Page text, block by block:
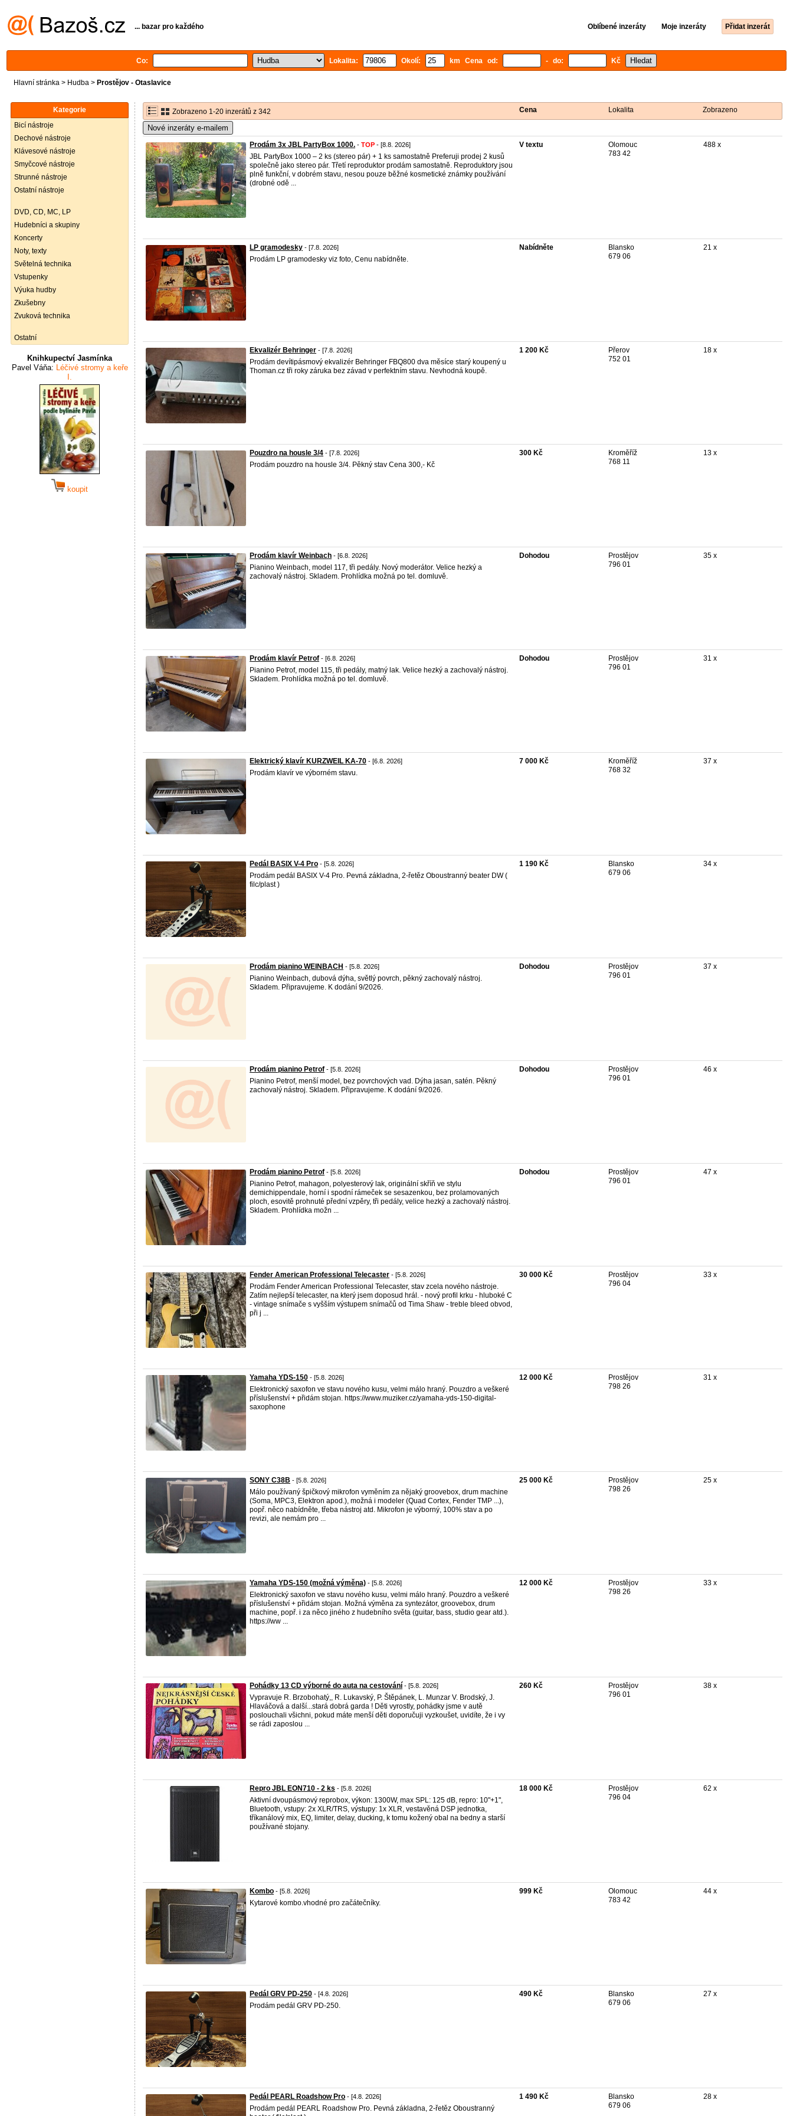
... bazar pro každého Oblíbené inzeráty Moje inzeráty Přidat inzerát
Co: Lokalita: Okolí: km Cena od: - do: Kč
Hlavní stránka > Hudba > Prostějov - Otaslavice
Kategorie
Bicí nástroje
Dechové nástroje
Klávesové nástroje
Smyčcové nástroje
Strunné nástroje
Ostatní nástroje
DVD, CD, MC, LP
Hudebníci a skupiny
Koncerty
Noty, texty
Světelná technika
Vstupenky
Výuka hudby
Zkušebny
Zvuková technika
Ostatní
Knihkupectví Jasmínka
Pavel Váňa: Léčivé stromy a keře
I.
koupit
Zobrazeno 1-20 inzerátů z 342 Cena Lokalita Zobrazeno
Nové inzeráty e-mailem
Prodám 3x JBL PartyBox 1000. - TOP - [8.8. 2026]
JBL PartyBox 1000 – 2 ks (stereo pár) + 1 ks samostatně Preferuji prodej 2 kusů
společně jako stereo pár. Třetí reproduktor prodám samostatně. Reproduktory jsou
plně funkční, v dobrém stavu, nesou pouze běžné kosmetické známky používání
(drobné odě ...
V textu
Olomouc
783 42
488 x
LP gramodesky - [7.8. 2026]
Prodám LP gramodesky viz foto, Cenu nabídněte.
Nabídněte
Blansko
679 06
21 x
Ekvalizér Behringer - [7.8. 2026]
Prodám devítipásmový ekvalizér Behringer FBQ800 dva měsíce starý koupený u
Thoman.cz tři roky záruka bez závad v perfektním stavu. Nevhodná koupě.
1 200 Kč
Přerov
752 01
18 x
Pouzdro na housle 3/4 - [7.8. 2026]
Prodám pouzdro na housle 3/4. Pěkný stav Cena 300,- Kč
300 Kč
Kroměříž
768 11
13 x
Prodám klavír Weinbach - [6.8. 2026]
Pianino Weinbach, model 117, tři pedály. Nový moderátor. Velice hezký a
zachovalý nástroj. Skladem. Prohlídka možná po tel. domluvě.
Dohodou
Prostějov
796 01
35 x
Prodám klavír Petrof - [6.8. 2026]
Pianino Petrof, model 115, tři pedály, matný lak. Velice hezký a zachovalý nástroj.
Skladem. Prohlídka možná po tel. domluvě.
Dohodou
Prostějov
796 01
31 x
Elektrický klavír KURZWEIL KA-70 - [6.8. 2026]
Prodám klavír ve výborném stavu.
7 000 Kč
Kroměříž
768 32
37 x
Pedál BASIX V-4 Pro - [5.8. 2026]
Prodám pedál BASIX V-4 Pro. Pevná základna, 2-řetěz Oboustranný beater DW (
filc/plast )
1 190 Kč
Blansko
679 06
34 x
Prodám pianino WEINBACH - [5.8. 2026]
Pianino Weinbach, dubová dýha, světlý povrch, pěkný zachovalý nástroj.
Skladem. Připravujeme. K dodání 9/2026.
Dohodou
Prostějov
796 01
37 x
Prodám pianino Petrof - [5.8. 2026]
Pianino Petrof, menší model, bez povrchových vad. Dýha jasan, satén. Pěkný
zachovalý nástroj. Skladem. Připravujeme. K dodání 9/2026.
Dohodou
Prostějov
796 01
46 x
Prodám pianino Petrof - [5.8. 2026]
Pianino Petrof, mahagon, polyesterový lak, originální skříň ve stylu
demichippendale, horní i spodní rámeček se sesazenkou, bez prolamovaných
ploch, esovitě prohnuté přední vzpěry, tři pedály, velice hezký a zachovalý nástroj.
Skladem. Prohlídka možn ...
Dohodou
Prostějov
796 01
47 x
Fender American Professional Telecaster - [5.8. 2026]
Prodám Fender American Professional Telecaster, stav zcela nového nástroje.
Zatím nejlepší telecaster, na který jsem doposud hrál. - nový profil krku - hluboké C
- vintage snímače s vyšším výstupem snímačů od Tima Shaw - treble bleed obvod,
při j ...
30 000 Kč
Prostějov
796 04
33 x
Yamaha YDS-150 - [5.8. 2026]
Elektronický saxofon ve stavu nového kusu, velmi málo hraný. Pouzdro a veškeré
příslušenství + přidám stojan. https://www.muziker.cz/yamaha-yds-150-digital-
saxophone
12 000 Kč
Prostějov
798 26
31 x
SONY C38B - [5.8. 2026]
Málo používaný špičkový mikrofon vyměním za nějaký groovebox, drum machine
(Soma, MPC3, Elektron apod.), možná i modeler (Quad Cortex, Fender TMP ...),
popř. něco nabídněte, třeba nástroj atd. Mikrofon je výborný, 100% stav a po
revizi, ale nemám pro ...
25 000 Kč
Prostějov
798 26
25 x
Yamaha YDS-150 (možná výměna) - [5.8. 2026]
Elektronický saxofon ve stavu nového kusu, velmi málo hraný. Pouzdro a veškeré
příslušenství + přidám stojan. Možná výměna za syntezátor, groovebox, drum
machine, popř. i za něco jiného z hudebního světa (guitar, bass, studio gear atd.).
https://ww ...
12 000 Kč
Prostějov
798 26
33 x
Pohádky 13 CD výborné do auta na cestování - [5.8. 2026]
Vypravuje R. Brzobohatý,, R. Lukavský, P. Štěpánek, L. Munzar V. Brodský, J.
Hlaváčová a další...stará dobrá garda ! Děti vyrostly, pohádky jsme v autě
poslouchali všichni, pokud máte menší děti doporučuji vyzkoušet, uvidíte, že i vy
se rádi zaposlou ...
260 Kč
Prostějov
796 01
38 x
Repro JBL EON710 - 2 ks - [5.8. 2026]
Aktivní dvoupásmový reprobox, výkon: 1300W, max SPL: 125 dB, repro: 10"+1",
Bluetooth, vstupy: 2x XLR/TRS, výstupy: 1x XLR, vestavěná DSP jednotka,
tříkanálový mix, EQ, limiter, delay, ducking, k tomu kožený obal na bedny a starší
používané stojany.
18 000 Kč
Prostějov
796 04
62 x
Kombo - [5.8. 2026]
Kytarové kombo.vhodné pro začátečníky.
999 Kč
Olomouc
783 42
44 x
Pedál GRV PD-250 - [4.8. 2026]
Prodám pedál GRV PD-250.
490 Kč
Blansko
679 06
27 x
Pedál PEARL Roadshow Pro - [4.8. 2026]
Prodám pedál PEARL Roadshow Pro. Pevná základna, 2-řetěz Oboustranný
1 490 Kč
Blansko
679 06
28 x